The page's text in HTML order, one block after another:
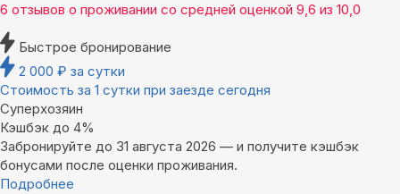
6 отзывов о проживании со средней оценкой 9,6 из 10,0
Быстрое бронирование
2 000 ₽ за сутки
Стоимость за 1 сутки при заезде сегодня
Суперхозяин
Кэшбэк до 4%
Забронируйте до 31 августа 2026 — и получите кэшбэк
бонусами после оценки проживания.
Подробнее